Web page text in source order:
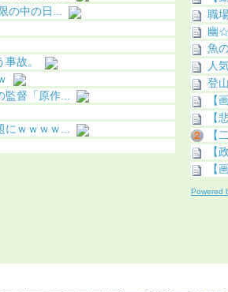
の中の日...
故。
督「原作...
にｗｗｗｗ...
職
幽
魚
人
登
【
【
【
【
【
Powered